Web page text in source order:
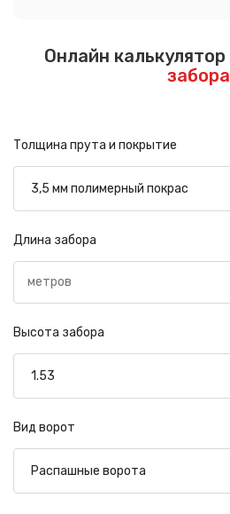
Онлайн калькулятор
забора
Толщина прута и покрытие
Длина забора
Высота забора
Вид ворот